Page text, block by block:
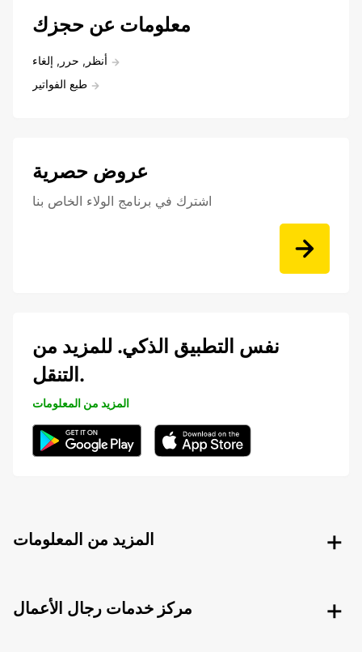
معلومات عن حجزك
أنظر, حرر, إلغاء
طبع الفواتير
عروض حصرية
اشترك في برنامج الولاء الخاص بنا
نفس التطبيق الذكي. للمزيد من
التنقل.
المزيد من المعلومات
المزيد من المعلومات
مركز خدمات رجال الأعمال